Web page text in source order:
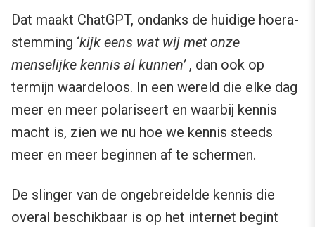
Dat maakt ChatGPT, ondanks de huidige hoera-
stemming ‘kijk eens wat wij met onze
menselijke kennis al kunnen’, dan ook op
termijn waardeloos. In een wereld die elke dag
meer en meer polariseert en waarbij kennis
macht is, zien we nu hoe we kennis steeds
meer en meer beginnen af te schermen.
De slinger van de ongebreidelde kennis die
overal beschikbaar is op het internet begint